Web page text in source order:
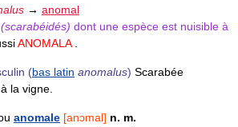
→ anomal
(scarabéidés) dont une espèce est nuisible à
ANOMALA.
(bas latin anomalus) Scarabée
la vigne.
anomale [anɔmal] n. m.